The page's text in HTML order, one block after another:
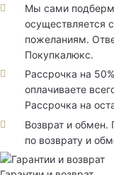
Мы сами
осуществляется
пожеланиям.
Покупкалюкс.
Рассрочка на
оплачиваете
Рассрочка на
Возврат и
по возврату и